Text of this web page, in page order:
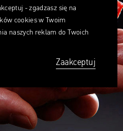
- zgadzasz się na
cookies w Twoim
naszych reklam do Twoich
Zaakceptuj